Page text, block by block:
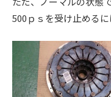
500ｐｓを受け止めるに